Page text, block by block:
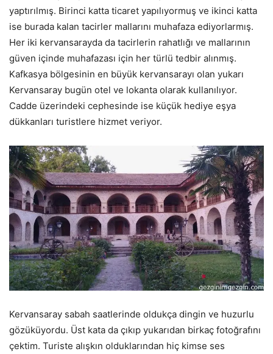
yaptırılmış. Birinci katta ticaret yapılıyormuş ve ikinci katta
ise burada kalan tacirler mallarını muhafaza ediyorlarmış.
Her iki kervansarayda da tacirlerin rahatlığı ve mallarının
güven içinde muhafazası için her türlü tedbir alınmış.
Kafkasya bölgesinin en büyük kervansarayı olan yukarı
Kervansaray bugün otel ve lokanta olarak kullanılıyor.
Cadde üzerindeki cephesinde ise küçük hediye eşya
dükkanları turistlere hizmet veriyor.
Kervansaray sabah saatlerinde oldukça dingin ve huzurlu
gözüküyordu. Üst kata da çıkıp yukarıdan birkaç fotoğrafını
çektim. Turiste alışkın olduklarından hiç kimse ses